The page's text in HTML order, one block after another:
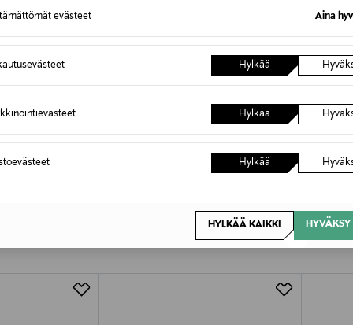
evästeet Aina
Hylkää
Hylkää
Hylkää
HYLKÄÄ KAIKKI
-housut
Merino Knit -neulemekko
Classic
Original
190,00